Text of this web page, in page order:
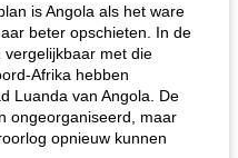
is Angola als het ware
beter opschieten. In de
met die
Afrika hebben
Luanda van Angola. De
ongeorganiseerd, maar
opnieuw kunnen